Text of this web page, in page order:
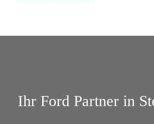
Ihr Ford Partner in